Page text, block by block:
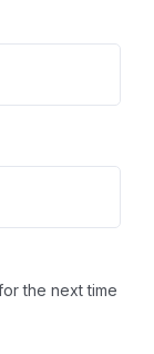
the next time